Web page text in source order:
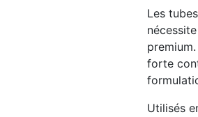
Les
forte
Utilisés